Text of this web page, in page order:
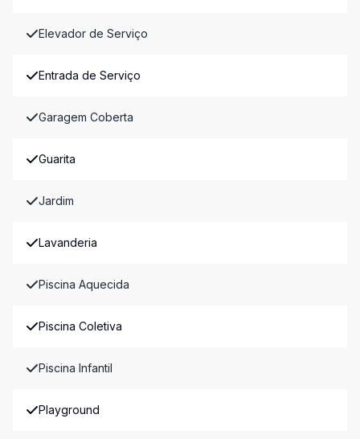
Elevador de Serviço
Entrada de Serviço
Garagem Coberta
Guarita
Jardim
Lavanderia
Piscina Aquecida
Piscina Coletiva
Piscina Infantil
Playground